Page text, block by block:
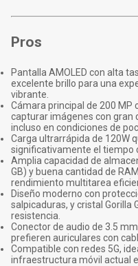
Pros
Pantalla AMOLED con alta
excelente brillo para una
vibrante.
Cámara principal de 200 MP
capturar imágenes con gran
incluso en condiciones de
Carga ultrarrápida de 120W
significativamente el tiempo
Amplia capacidad de
GB) y buena cantidad de
rendimiento multitarea
Diseño moderno con
salpicaduras, y cristal Gorilla
resistencia.
Conector de audio de 3.5
prefieren auriculares con
Compatible con redes 5G,
infraestructura móvil actual